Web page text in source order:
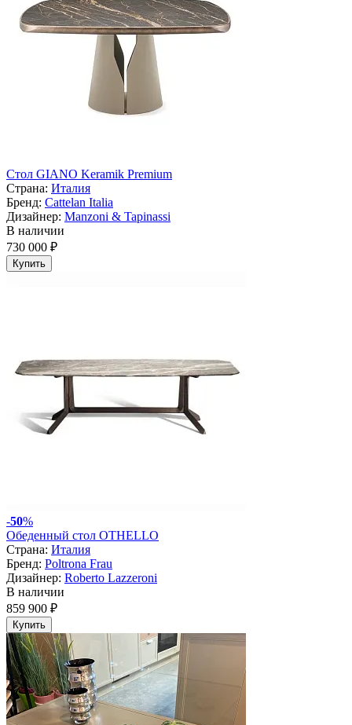
Стол GIANO Keramik Premium
Страна: Италия
Бренд: Cattelan Italia
Дизайнер: Manzoni & Tapinassi
В наличии
730 000 ₽
Купить
-50%
Обеденный стол OTHELLO
Страна: Италия
Бренд: Poltrona Frau
Дизайнер: Roberto Lazzeroni
В наличии
859 900 ₽
Купить